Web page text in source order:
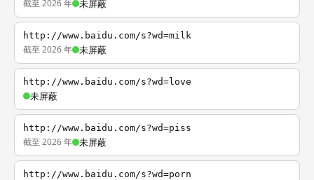
截至 2026 年 未屏蔽
http://www.baidu.com/s?wd=milk
截至 2026 年 未屏蔽
http://www.baidu.com/s?wd=love
未屏蔽
http://www.baidu.com/s?wd=piss
截至 2026 年 未屏蔽
http://www.baidu.com/s?wd=porn